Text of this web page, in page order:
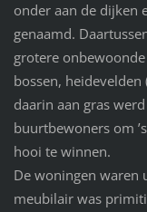
onder aan de dijken
genaamd.
grotere
bossen,
daarin aan gras
buurtbewoners om
hooi te winnen.
De woningen waren
meubilair was